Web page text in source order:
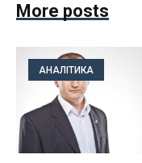
More posts
АНАЛІТИКА